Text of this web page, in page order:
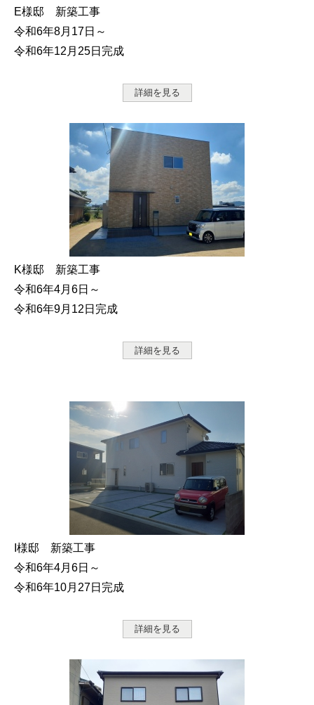
E様邸 新築工事
令和6年8月17日～
令和6年12月25日完成
詳細を見る
K様邸 新築工事
令和6年4月6日～
令和6年9月12日完成
詳細を見る
I様邸 新築工事
令和6年4月6日～
令和6年10月27日完成
詳細を見る